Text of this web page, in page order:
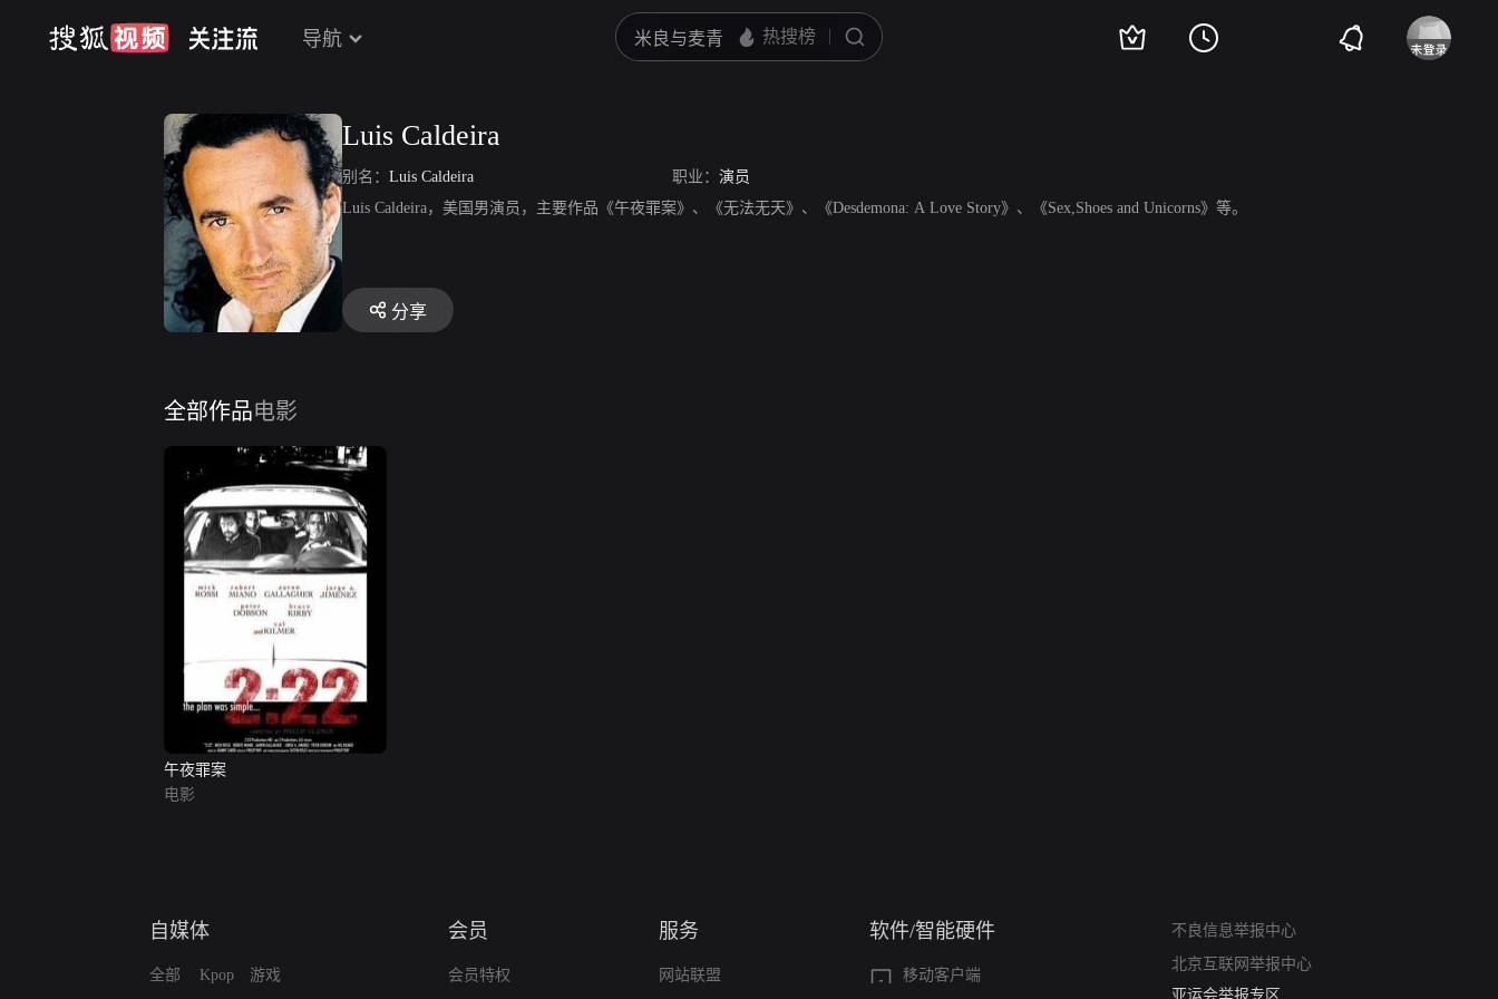
导航
Luis Caldeira
别名： Luis Caldeira 职业： 演员
Luis Caldeira，美国男演员，主要作品《午夜罪案》、《无法无天》、《Desdemona: A Love Story》、《Sex,Shoes and Unicorns》等。
分享
全部作品电影
午夜罪案
电影
自媒体
全部 Kpop 游戏
会员
会员特权
服务
网站联盟
软件/智能硬件
移动客户端
不良信息举报中心
北京互联网举报中心
亚运会举报专区